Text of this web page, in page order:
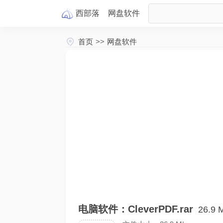
西部落 网盘软件
首页 >> 网盘软件
电脑软件：CleverPDF.rar 26.9